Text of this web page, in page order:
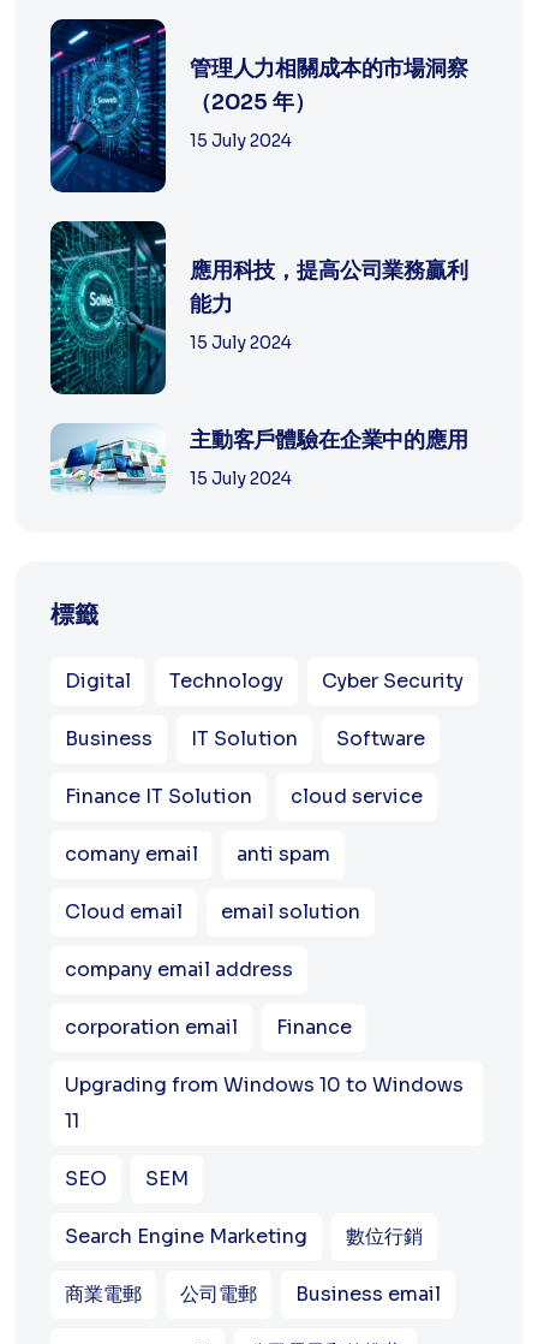
管理人力相關成本的市場洞察
（2025 年）
15 July 2024
應用科技，提高公司業務贏利
能力
15 July 2024
主動客戶體驗在企業中的應用
15 July 2024
標籤
Digital Technology Cyber Security
Business IT Solution Software
Finance IT Solution cloud service
comany email anti spam
Cloud email email solution
company email address
corporation email Finance
Upgrading from Windows 10 to Windows
11
SEO SEM
Search Engine Marketing 數位行銷
商業電郵 公司電郵 Business email